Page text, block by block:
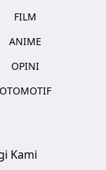
FILM
ANIME
OPINI
OTOMOTIF
Kami